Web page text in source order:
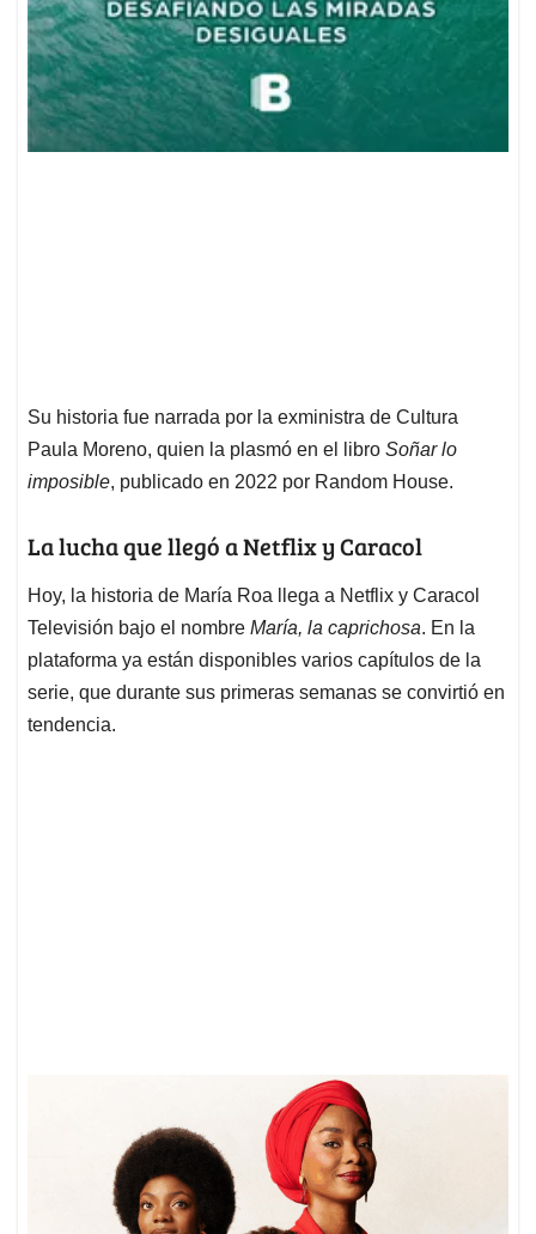
Su historia fue narrada por la exministra de Cultura
Paula Moreno, quien la plasmó en el libro Soñar lo
imposible, publicado en 2022 por Random House.
La lucha que llegó a Netflix y Caracol
Hoy, la historia de María Roa llega a Netflix y Caracol
Televisión bajo el nombre María, la caprichosa. En la
plataforma ya están disponibles varios capítulos de la
serie, que durante sus primeras semanas se convirtió en
tendencia.